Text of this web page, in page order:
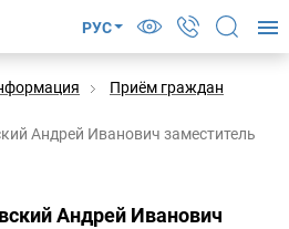
РУС
Приём граждан
Андрей Иванович заместитель
Андрей Иванович